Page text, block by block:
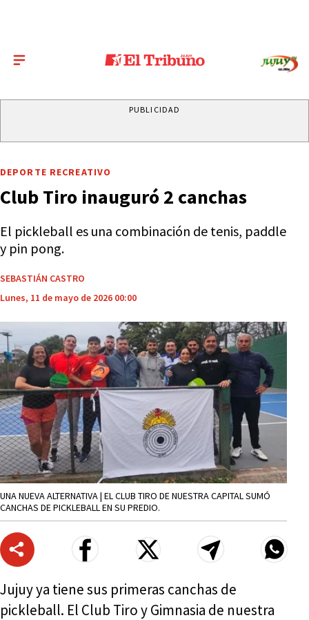
PUBLICIDAD
DEPORTE RECREATIVO
Club Tiro inauguró 2 canchas
El pickleball es una combinación de tenis, paddle
y pin pong.
SEBASTIÁN CASTRO
Lunes, 11 de mayo de 2026 00:00
UNA NUEVA ALTERNATIVA | EL CLUB TIRO DE NUESTRA CAPITAL SUMÓ
CANCHAS DE PICKLEBALL EN SU PREDIO.
Jujuy ya tiene sus primeras canchas de
pickleball. El Club Tiro y Gimnasia de nuestra